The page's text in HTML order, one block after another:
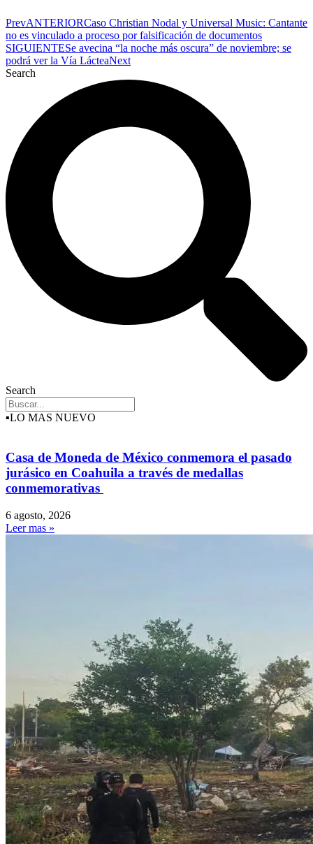
PrevANTERIORCaso Christian Nodal y Universal Music: Cantante
no es vinculado a proceso por falsificación de documentos
SIGUIENTESe avecina “la noche más oscura” de noviembre; se
podrá ver la Vía LácteaNext
Search
Search
▪️LO MAS NUEVO
Casa de Moneda de México conmemora el pasado
jurásico en Coahuila a través de medallas
conmemorativas
6 agosto, 2026
Leer mas »